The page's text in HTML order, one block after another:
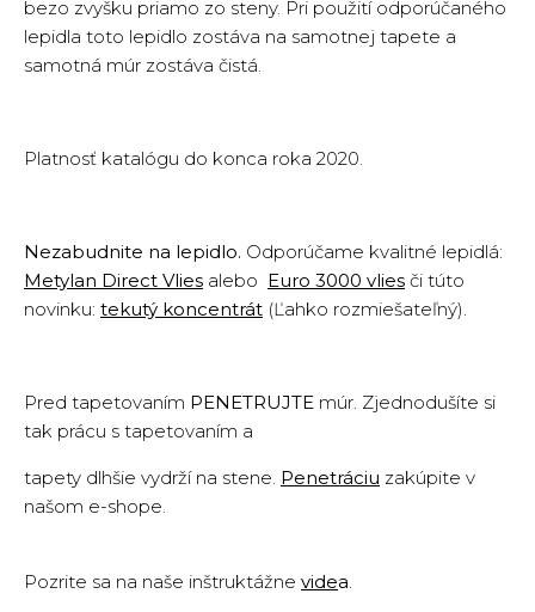
bezo zvyšku priamo zo steny. Pri použití odporúčaného
lepidla toto lepidlo zostáva na samotnej tapete a
samotná múr zostáva čistá.
Platnosť katalógu do konca roka 2020.
Nezabudnite na lepidlo. Odporúčame kvalitné lepidlá:
Metylan Direct Vlies alebo Euro 3000 vlies či túto
novinku: tekutý koncentrát (Ľahko rozmiešateľný).
Pred tapetovaním PENETRUJTE múr. Zjednodušíte si
tak prácu s tapetovaním a
tapety dlhšie vydrží na stene. Penetráciu zakúpite v
našom e-shope.
Pozrite sa na naše inštruktážne videa.